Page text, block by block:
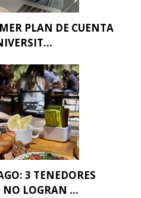
PLAN DE CUENTA
3 TENEDORES
NO LOGRAN ...